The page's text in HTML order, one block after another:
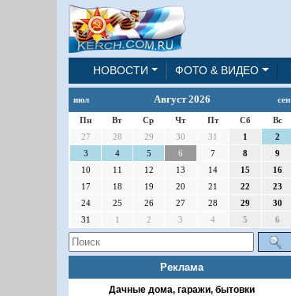
НОВОСТИ ФОТО & ВИДЕО
июл Август 2026 сен
Пн Вт Ср Чт Пт Сб
Вс
27
28 29 30 31 1
2
3
4 5 6 7 8
9
10
11 12 13 14 15
16
17
18 19 20 21 22
23
24
25 26 27 28 29
30
31
1 2 3 4 5 6
Реклама
Дачные дома, гаражи, бытовки